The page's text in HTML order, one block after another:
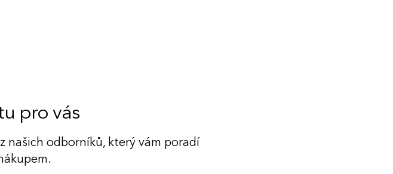
pro vás
našich odborníků, který vám poradí